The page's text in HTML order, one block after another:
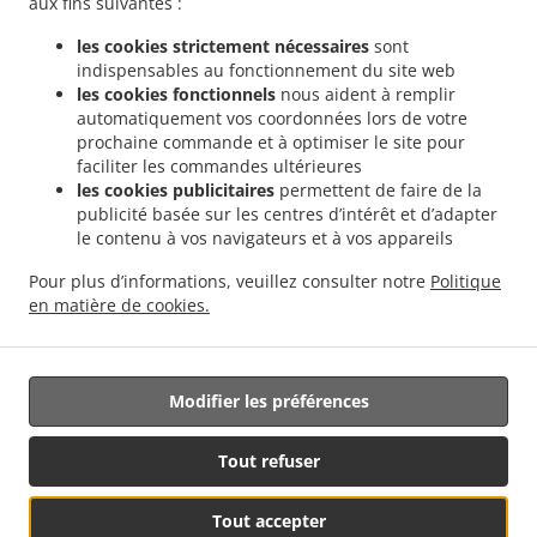
les cookies strictement nécessaires sont
indispensables au fonctionnement du site web
les cookies fonctionnels nous aident à remplir
automatiquement vos coordonnées lors de votre
prochaine commande et à optimiser le site pour
faciliter les commandes ultérieures
les cookies publicitaires permettent de faire de la
publicité basée sur les centres d’intérêt et d’adapter
le contenu à vos navigateurs et à vos appareils
Pour plus d’informations, veuillez consulter notre Politique
en matière de cookies.
Tout accepter
Tout refuser
Modifier les préférences
Indiens Weiler-la-Tour . Livraison de plats cuisinés Indiens Monnerich Steinbrücken
Livraison de plats cuisinés Indiens Monnerich . Livraison de plats cuisinés Indiens
Ehlange-sur-Mess
. Livraison de plats cuisinés Indiens Kielen
Livraison de plats
cuisinés Indiens Findel Hamm . Livraison de plats cuisinés Indiens Findel .
de plats cuisinés Indiens Reckingen/Mess Wickringen
. Livraison de plats cuisinés
Indiens Reckingen/Mess Ehlange-sur-Mess
. Livraison de plats cuisinés Indiens
Reckingen/Mess
. Livraison de plats cuisinés Indiens Sandweiler Findel .
Livraison de
Sandweiler . Livraison de plats cuisinés Indiens Dippach . Livraison de plats cuisinés
Indiens Weiler zum Turm . Livraison de plats cuisinés Vegan
à emporter
Géré par:
Letz2Go S.A.R.L.-s| info@letz2go.com | +34661617059